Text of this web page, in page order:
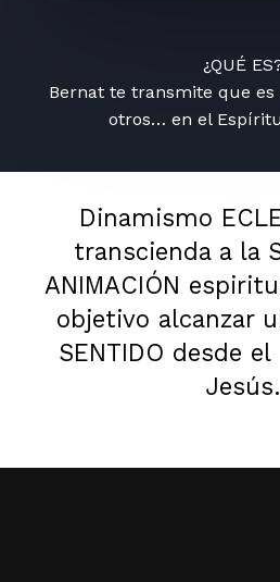
¿QUÉ
Bernat te transmite que
otros… en el
Dinamismo
transcienda a la
ANIMACIÓN
objetivo alcanzar
SENTIDO desde el
Jesús.